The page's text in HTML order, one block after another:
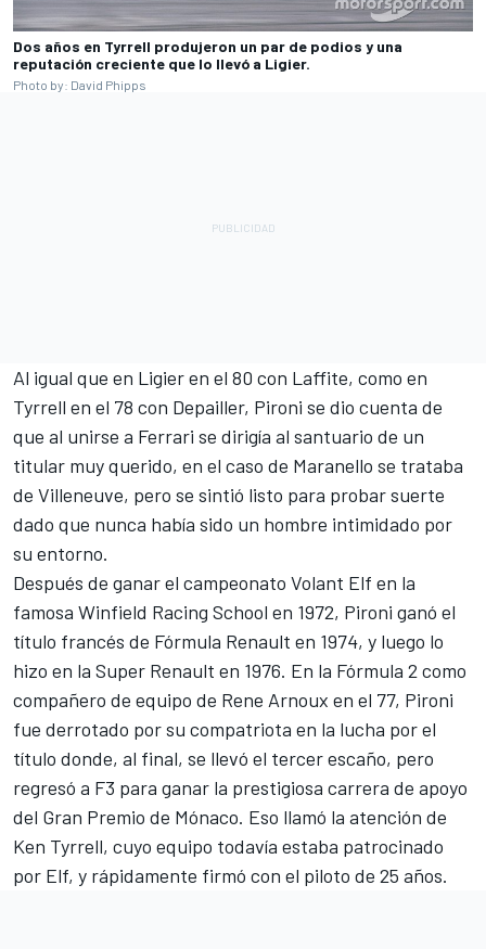
Dos años en Tyrrell produjeron un par de podios y una
reputación creciente que lo llevó a Ligier.
Photo by: David Phipps
Al igual que en Ligier en el 80 con Laffite, como en
Tyrrell en el 78 con Depailler, Pironi se dio cuenta de
que al unirse a Ferrari se dirigía al santuario de un
titular muy querido, en el caso de Maranello se trataba
de Villeneuve, pero se sintió listo para probar suerte
dado que nunca había sido un hombre intimidado por
su entorno.
Después de ganar el campeonato Volant Elf en la
famosa Winfield Racing School en 1972, Pironi ganó el
título francés de Fórmula Renault en 1974, y luego lo
hizo en la Super Renault en 1976. En la Fórmula 2 como
compañero de equipo de Rene Arnoux en el 77, Pironi
fue derrotado por su compatriota en la lucha por el
título donde, al final, se llevó el tercer escaño, pero
regresó a F3 para ganar la prestigiosa carrera de apoyo
del Gran Premio de Mónaco. Eso llamó la atención de
Ken Tyrrell, cuyo equipo todavía estaba patrocinado
por Elf, y rápidamente firmó con el piloto de 25 años.